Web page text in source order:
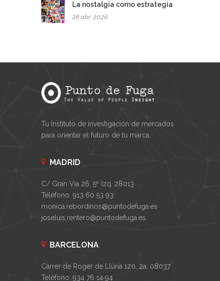
La nostalgia como estrategia
28 abr. 2026
Tu Instituto de investigación de mercados
para orientar el futuro de tu marca.
MADRID
C/ Gran Vía 26, 5º Izq. 28013
Teléfono: 913 60 53 93
monica.rebordinos@puntodefuga.es
joseluis.rentero@puntodefuga.es
BARCELONA
Carrer de Roger de Llúria 120, 2a. 08037
Teléfono: 934 76 14 94